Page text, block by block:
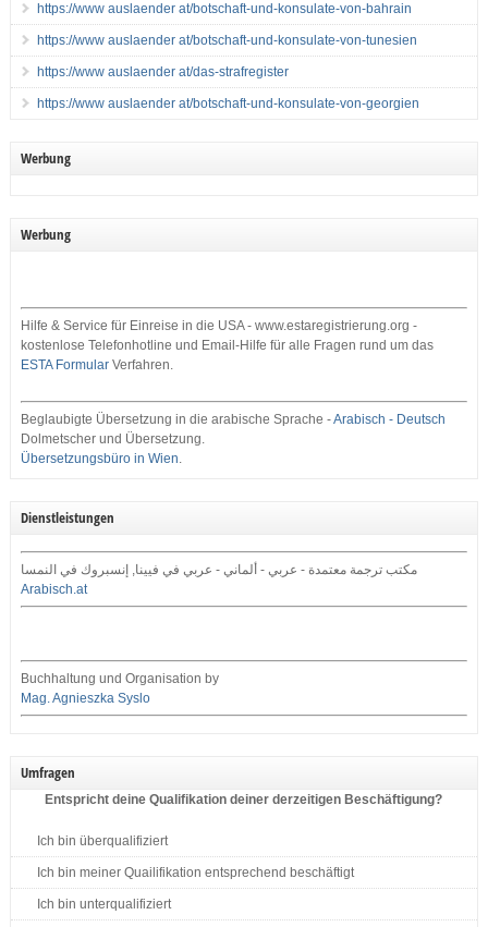
https://www auslaender at/botschaft-und-konsulate-von-bahrain
https://www auslaender at/botschaft-und-konsulate-von-tunesien
https://www auslaender at/das-strafregister
https://www auslaender at/botschaft-und-konsulate-von-georgien
Werbung
Werbung
Hilfe & Service für Einreise in die USA - www.estaregistrierung.org -
kostenlose Telefonhotline und Email-Hilfe für alle Fragen rund um das
ESTA FormularVerfahren.
Beglaubigte Übersetzung in die arabische Sprache -Arabisch - Deutsch
Dolmetscher und Übersetzung.
Übersetzungsbüro in Wien.
Dienstleistungen
مكتب ترجمة معتمدة - عربي - ألماني - عربي في فيينا, إنسبروك في النمسا
Arabisch.at
Buchhaltung und Organisation by
Mag. Agnieszka Syslo
Umfragen
Entspricht deine Qualifikation deiner derzeitigen Beschäftigung?
Ich bin überqualifiziert
Ich bin meiner Quailifikation entsprechend beschäftigt
Ich bin unterqualifiziert